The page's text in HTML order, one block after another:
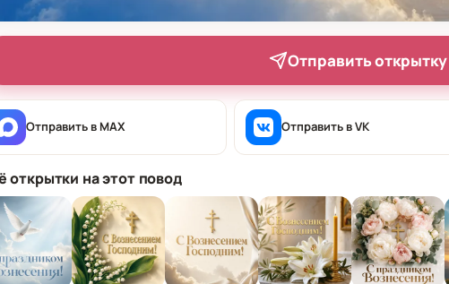
Отправить открытку
Отправить в MAX Отправить в VK
открытки на этот повод